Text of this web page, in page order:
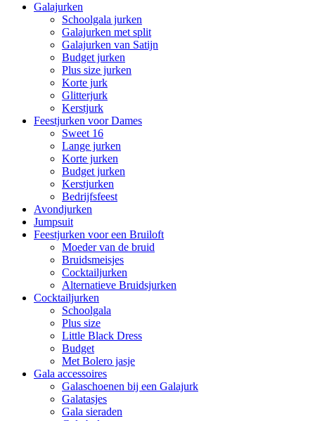
Galajurken
Schoolgala jurken
Galajurken met split
Galajurken van Satijn
Budget jurken
Plus size jurken
Korte jurk
Glitterjurk
Kerstjurk
Feestjurken voor Dames
Sweet 16
Lange jurken
Korte jurken
Budget jurken
Kerstjurken
Bedrijfsfeest
Avondjurken
Jumpsuit
Feestjurken voor een Bruiloft
Moeder van de bruid
Bruidsmeisjes
Cocktailjurken
Alternatieve Bruidsjurken
Cocktailjurken
Schoolgala
Plus size
Little Black Dress
Budget
Met Bolero jasje
Gala accessoires
Galaschoenen bij een Galajurk
Galatasjes
Gala sieraden